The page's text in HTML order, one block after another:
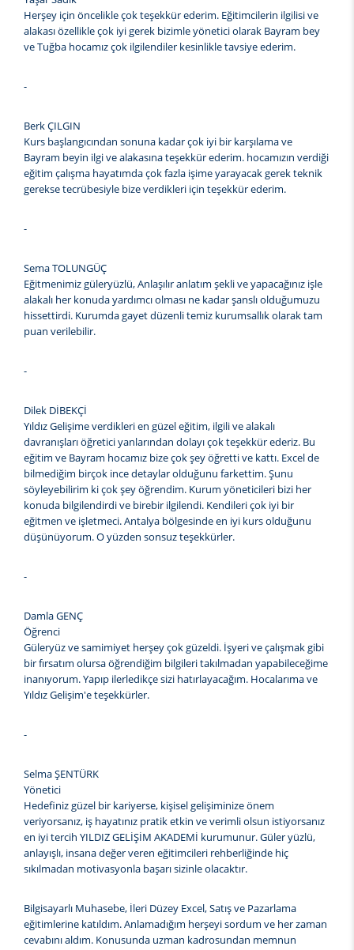
Herşey için öncelikle çok teşekkür ederim. Eğitimcilerin ilgilisi ve
alakası özellikle çok iyi gerek bizimle yönetici olarak Bayram bey
ve Tuğba hocamız çok ilgilendiler kesinlikle tavsiye ederim.
-
Berk ÇILGIN
Kurs başlangıcından sonuna kadar çok iyi bir karşılama ve
Bayram beyin ilgi ve alakasına teşekkür ederim. hocamızın verdiği
eğitim çalışma hayatımda çok fazla işime yarayacak gerek teknik
gerekse tecrübesiyle bize verdikleri için teşekkür ederim.
-
Sema TOLUNGÜÇ
Eğitmenimiz güleryüzlü, Anlaşılır anlatım şekli ve yapacağınız işle
alakalı her konuda yardımcı olması ne kadar şanslı olduğumuzu
hissettirdi. Kurumda gayet düzenli temiz kurumsallık olarak tam
puan verilebilir.
-
Dilek DİBEKÇİ
Yıldız Gelişime verdikleri en güzel eğitim, ilgili ve alakalı
davranışları öğretici yanlarından dolayı çok teşekkür ederiz. Bu
eğitim ve Bayram hocamız bize çok şey öğretti ve kattı. Excel de
bilmediğim birçok ince detaylar olduğunu farkettim. Şunu
söyleyebilirim ki çok şey öğrendim. Kurum yöneticileri bizi her
konuda bilgilendirdi ve birebir ilgilendi. Kendileri çok iyi bir
eğitmen ve işletmeci. Antalya bölgesinde en iyi kurs olduğunu
düşünüyorum. O yüzden sonsuz teşekkürler.
-
Damla GENÇ
Öğrenci
Güleryüz ve samimiyet herşey çok güzeldi. İşyeri ve çalışmak gibi
bir fırsatım olursa öğrendiğim bilgileri takılmadan yapabileceğime
inanıyorum. Yapıp ilerledikçe sizi hatırlayacağım. Hocalarıma ve
Yıldız Gelişim'e teşekkürler.
-
Selma ŞENTÜRK
Yönetici
Hedefiniz güzel bir kariyerse, kişisel gelişiminize önem
veriyorsanız, iş hayatınız pratik etkin ve verimli olsun istiyorsanız
en iyi tercih YILDIZ GELİŞİM AKADEMİ kurumunur. Güler yüzlü,
anlayışlı, insana değer veren eğitimcileri rehberliğinde hiç
sıkılmadan motivasyonla başarı sizinle olacaktır.
Bilgisayarlı Muhasebe, İleri Düzey Excel, Satış ve Pazarlama
eğitimlerine katıldım. Anlamadığım herşeyi sordum ve her zaman
cevabını aldım. Konusunda uzman kadrosundan memnun